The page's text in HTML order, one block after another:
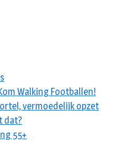
Walking Footballen!
vermoedelijk opzet
dat?
55+